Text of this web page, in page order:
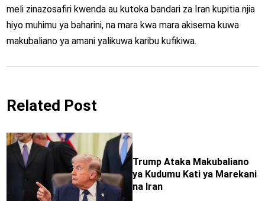
meli zinazosafiri kwenda au kutoka bandari za Iran kupitia njia
hiyo muhimu ya baharini, na mara kwa mara akisema kuwa
makubaliano ya amani yalikuwa karibu kufikiwa.
Related Post
Trump Ataka Makubaliano
ya Kudumu Kati ya Marekani
na Iran